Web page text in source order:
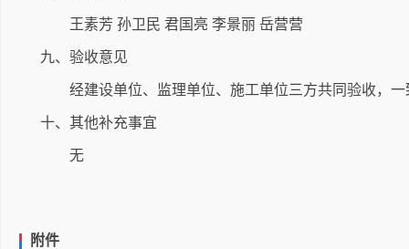
王素芳 孙卫民 君国亮 李景丽 岳营营
九、验收意见
经建设单位、监理单位、施工单位三方共同验收，
十、其他补充事宜
无
附件